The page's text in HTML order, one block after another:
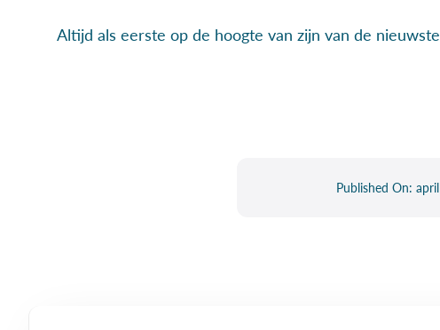
Altijd als eerste op de hoogte van zijn van de
Published On: